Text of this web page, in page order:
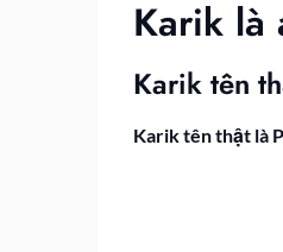
Karik là
Karik tên
Karik tên thật là